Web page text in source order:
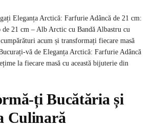
Eleganța Arctică: Farfurie Adâncă de 21 cm:
de 21 cm – Alb Arctic cu Bandă Albastru cu
acum și transformați fiecare masă
vă de Eleganța Arctică: Farfurie Adâncă
la fiecare masă cu această bijuterie din
ți Bucătăria și
Culinară